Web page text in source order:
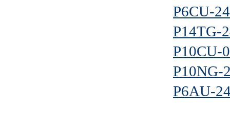
P6CU-
P14TG-
P10CU-
P10NG-
P6AU-